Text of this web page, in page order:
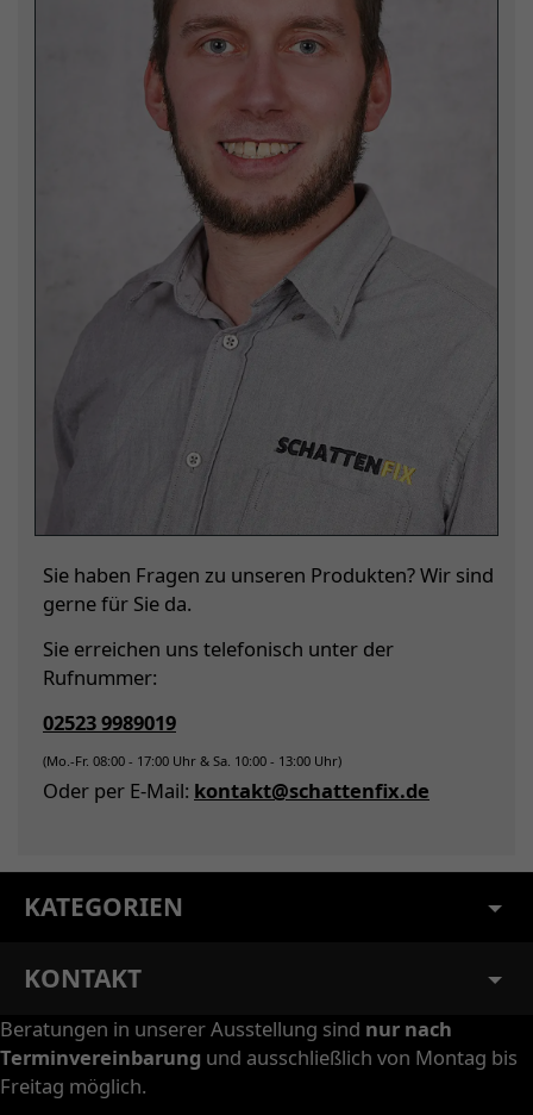
Sie haben Fragen zu unseren Produkten? Wir sind
gerne für Sie da.
Sie erreichen uns telefonisch unter der
Rufnummer:
02523 9989019
(Mo.-Fr. 08:00 - 17:00 Uhr & Sa. 10:00 - 13:00 Uhr)
Oder per E-Mail: kontakt@schattenfix.de
KATEGORIEN
KONTAKT
Beratungen in unserer Ausstellung sind nur nach
Terminvereinbarung und ausschließlich von Montag bis
Freitag möglich.